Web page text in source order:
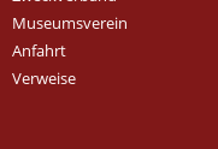
Museumsverein
Anfahrt
Verweise